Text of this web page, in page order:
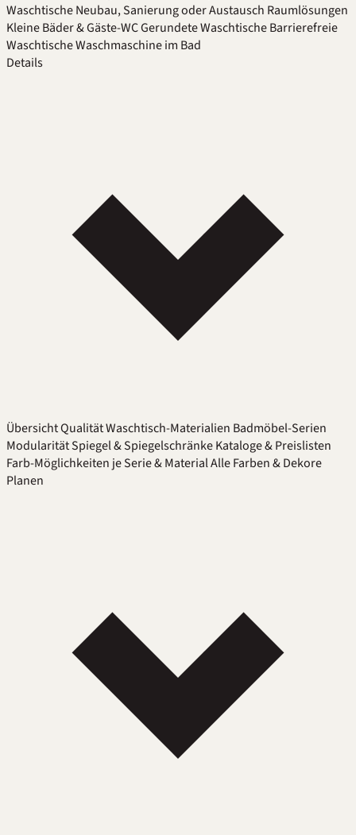
WaschtischeNeubau, Sanierung oder Austausch Raumlösungen
Kleine Bäder & Gäste-WCGerundete WaschtischeBarrierefreie
WaschtischeWaschmaschine im Bad
Details
ÜbersichtQualitätWaschtisch-Materialien Badmöbel-Serien
ModularitätSpiegel & SpiegelschränkeKataloge & Preislisten
Farb-Möglichkeiten je Serie & MaterialAlle Farben & Dekore
Planen